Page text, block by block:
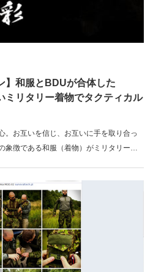
】和服とBDUが合体した
リタリー着物でタクティカル
。お互いを信じ、お互いに手を取り合っ
象徴である和服（着物）がミリタリーな